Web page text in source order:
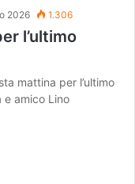
2026 1.306
l’ultimo
mattina per l’ultimo
e amico Lino